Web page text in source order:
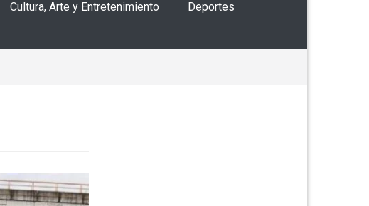
Cultura, Arte y Entretenimiento Deportes